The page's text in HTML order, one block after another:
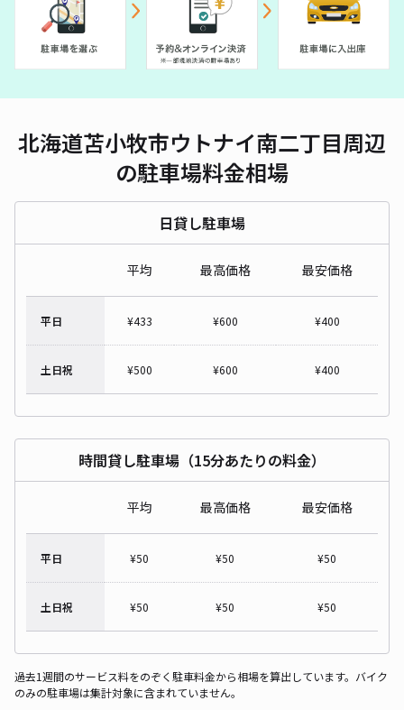
北海道苫小牧市ウトナイ南二丁目周辺
の駐車場料金相場
日貸し駐車場
平均 最高価格 最安価格
平日 ¥433 ¥600 ¥400
土日祝 ¥500 ¥600 ¥400
時間貸し駐車場（15分あたりの料金）
平均 最高価格 最安価格
平日 ¥50 ¥50 ¥50
土日祝 ¥50 ¥50 ¥50
過去1週間のサービス料をのぞく駐車料金から相場を算出しています。バイク
のみの駐車場は集計対象に含まれていません。